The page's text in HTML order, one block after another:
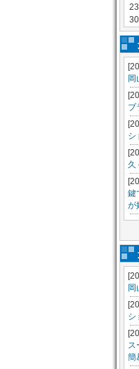
23
30
岡
ブ
シ
久
鍵
が
岡
シ
ス
簡